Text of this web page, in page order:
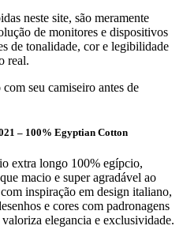
neste site, são meramente
de monitores e dispositivos
de tonalidade, cor e legibilidade
real.
seu camiseiro antes de
– 100% Egyptian Cotton
extra longo 100% egípcio,
macio e super agradável ao
inspiração em design italiano,
e cores com padronagens
elegancia e exclusividade.